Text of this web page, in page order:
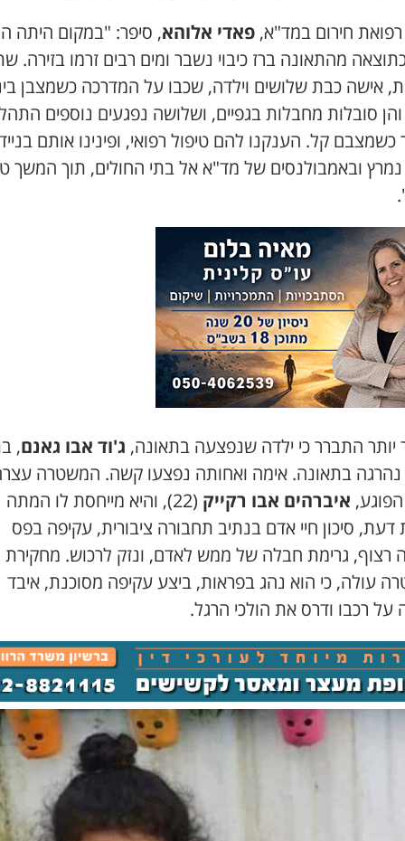
חירום במד"א,פאדי אלוהא, סיפר: "במקום היתה
מהתאונה ברז כיבוי נשבר ומים רבים זרמו בזירה.
אישה כבת שלושים וילדה, שכבו על המדרכה כשמצבן
סובלות מחבלות בגפיים, ושלושה נפגעים נוספים
כשמצבם קל. הענקנו להם טיפול רפואי, ופינינו אותם
נמרץ ובאמבולנסים של מד"א אל בתי החולים, תוך המשך
יותר התברר כי ילדה שנפצעה בתאונה, ג'וד אבו גאנם,
בתאונה. אימה ואחותה נפצעו קשה. המשטרה
איברהים אבו רקייק
(22), והיא מייחסת לו המתה
דעת, סיכון חיי אדם בנתיב תחבורה ציבורית, עקיפה בפס
רצוף, גרימת חבלה של ממש לאדם, ונזק לרכוש. מחקירת
עולה, כי הוא נהג בפראות, ביצע עקיפה מסוכנת, איבד
על רכבו ודרס את הולכי הרגל.